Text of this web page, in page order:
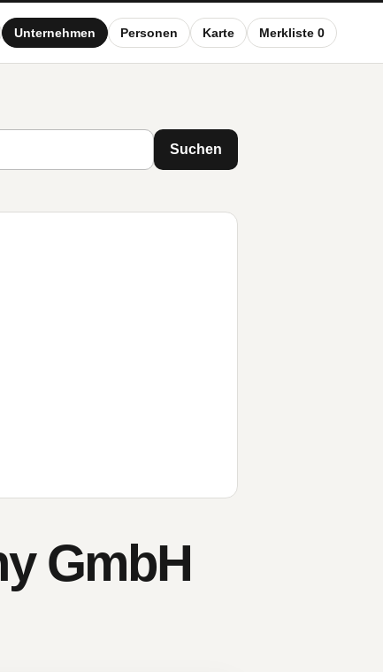
Unternehmen Personen Karte Merkliste 0
Suchen
GmbH